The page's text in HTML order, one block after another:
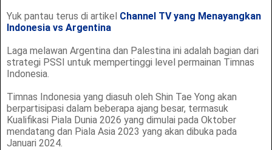
Yuk pantau terus di artikel Channel TV yang Menayangkan
Indonesia vs Argentina
Laga melawan Argentina dan Palestina ini adalah bagian dari
strategi PSSI untuk mempertinggi level permainan Timnas
Indonesia.
Timnas Indonesia yang diasuh oleh Shin Tae Yong akan
berpartisipasi dalam beberapa ajang besar, termasuk
Kualifikasi Piala Dunia 2026 yang dimulai pada Oktober
mendatang dan Piala Asia 2023 yang akan dibuka pada
Januari 2024.